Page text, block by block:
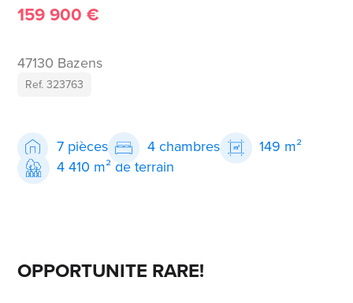
159 900 €
47130 Bazens
Ref. 323763
7 pièces 4 chambres
149 m²
4 410 m² de terrain
OPPORTUNITE RARE!